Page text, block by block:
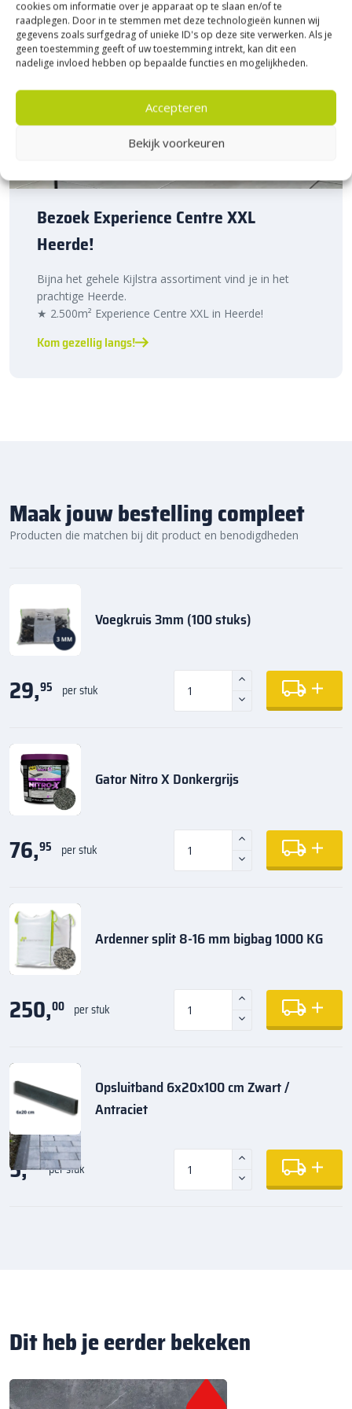
cookies om informatie over je apparaat op te slaan en/of te
raadplegen. Door in te stemmen met deze technologieën kunnen wij
gegevens zoals surfgedrag of unieke ID's op deze site verwerken. Als je
geen toestemming geeft of uw toestemming intrekt, kan dit een
nadelige invloed hebben op bepaalde functies en mogelijkheden.
Accepteren
Bekijk voorkeuren
Bezoek Experience Centre XXL
Heerde!
Bijna het gehele Kijlstra assortiment vind je in het
prachtige Heerde.
★ 2.500m² Experience Centre XXL in Heerde!
Kom gezellig langs!
Maak jouw bestelling compleet
Producten die matchen bij dit product en benodigdheden
Voegkruis 3mm (100 stuks)
29,95 per stuk
Gator Nitro X Donkergrijs
76,95 per stuk
Ardenner split 8-16 mm bigbag 1000 KG
250,00 per stuk
Opsluitband 6x20x100 cm Zwart /
Antraciet
5,35 per stuk
Dit heb je eerder bekeken